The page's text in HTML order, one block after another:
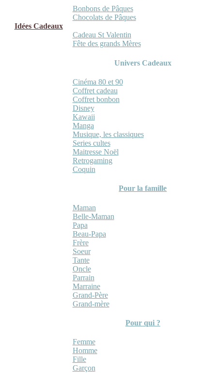
Bonbons de Pâques
Chocolats de Pâques
Idées Cadeaux
Cadeau St Valentin
Fête des grands Mères
Univers Cadeaux
Cinéma 80 et 90
Coffret cadeau
Coffret bonbon
Disney
Kawaii
Manga
Musique, les classiques
Series cultes
Maitresse Noël
Retrogaming
Coquin
Pour la famille
Maman
Belle-Maman
Papa
Beau-Papa
Frère
Soeur
Tante
Oncle
Parrain
Marraine
Grand-Père
Grand-mère
Pour qui ?
Femme
Homme
Fille
Garçon